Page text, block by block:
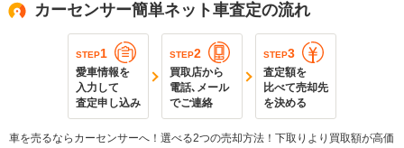
カーセンサー簡単ネット車査定の流れ
STEP1
愛車情報を
入力して
査定申し込み
STEP2
買取店から
電話､メール
でご連絡
STEP3
査定額を
比べて売却先
を決める
車を売るならカーセンサーへ！選べる2つの売却方法！下取りより買取額が高価